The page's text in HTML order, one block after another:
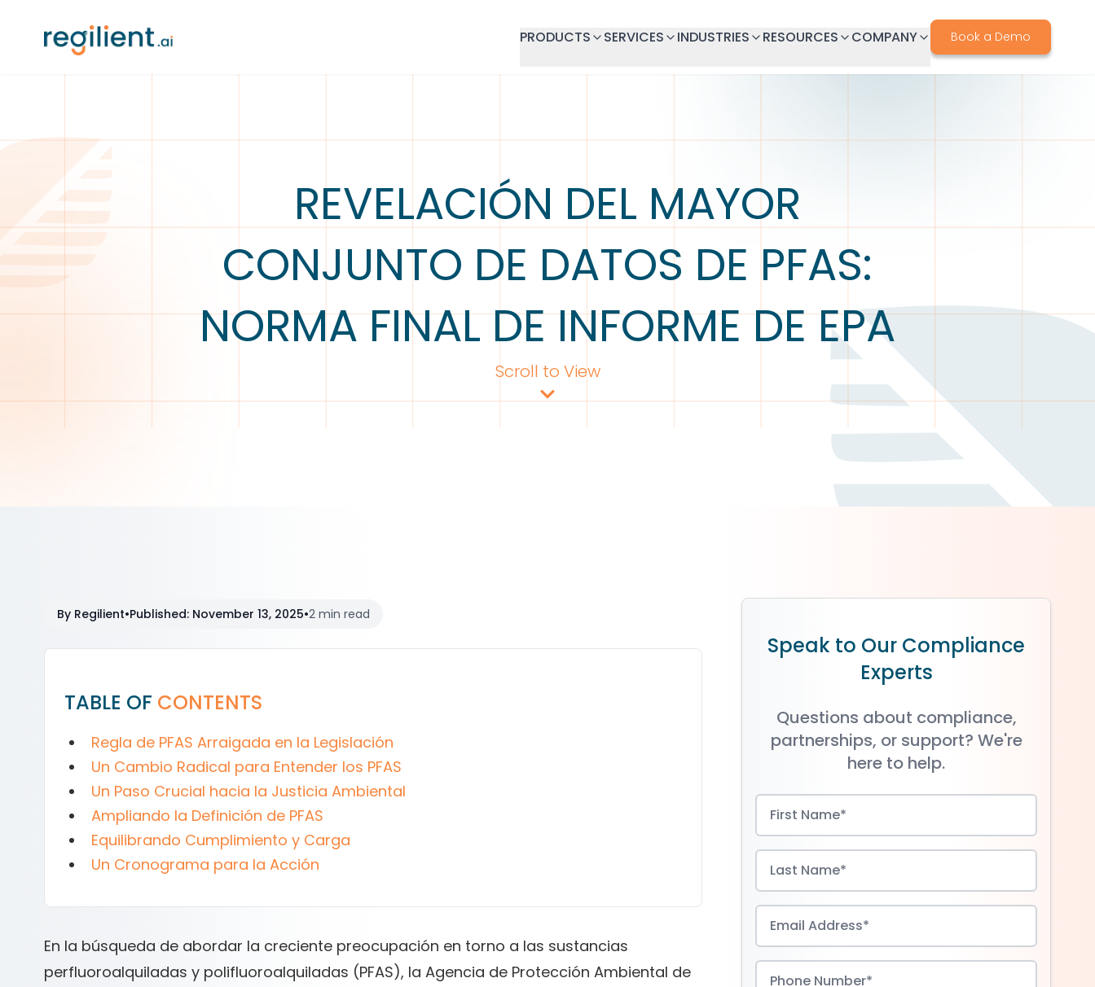
PRODUCTS SERVICES INDUSTRIES RESOURCES COMPANY Book a Demo
REVELACIÓN DEL MAYOR
CONJUNTO DE DATOS DE PFAS:
NORMA FINAL DE INFORME DE EPA
Scroll to View
By Regilient•Published: November 13, 2025•2 min read
TABLE OF CONTENTS
Regla de PFAS Arraigada en la Legislación
Un Cambio Radical para Entender los PFAS
Un Paso Crucial hacia la Justicia Ambiental
Ampliando la Definición de PFAS
Equilibrando Cumplimiento y Carga
Un Cronograma para la Acción
En la búsqueda de abordar la creciente preocupación en torno a las sustancias
perfluoroalquiladas y polifluoroalquiladas (PFAS), la Agencia de Protección Ambiental de
Speak to Our Compliance
Experts
Questions about compliance,
partnerships, or support? We're
here to help.